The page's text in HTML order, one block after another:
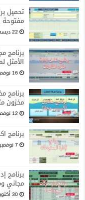
مفتوحة
22 ديسمبر، 2024
برنامج
الأمثل
16 نوفمبر، 2024
برنامج
مخزون
12 نوفمبر، 2024
برنامج
7 نوفمبر، 2024
مجاني
30 أكتوبر، 2024